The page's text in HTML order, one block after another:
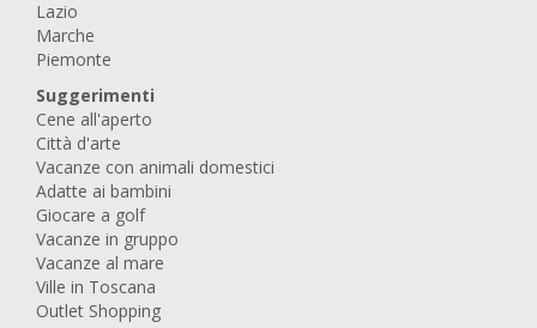
Lazio
Marche
Piemonte
Suggerimenti
Cene all'aperto
Città d'arte
Vacanze con animali domestici
Adatte ai bambini
Giocare a golf
Vacanze in gruppo
Vacanze al mare
Ville in Toscana
Outlet Shopping